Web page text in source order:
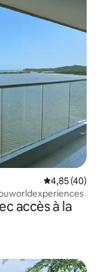
Évaluation
4,85 (40)
accès à la